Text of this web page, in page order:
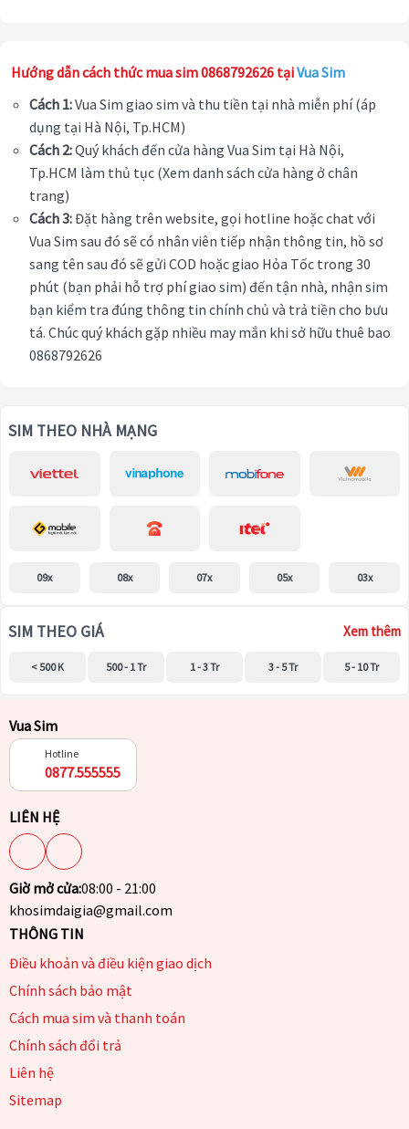
Hướng dẫn cách thức mua sim 0868792626 tạiVua Sim
Cách 1:Vua Sim giao sim và thu tiền tại nhà miễn phí (áp
dụng tại Hà Nội, Tp.HCM)
Cách 2:Quý khách đến cửa hàng Vua Sim tại Hà Nội,
Tp.HCM làm thủ tục (Xem danh sách cửa hàng ở chân
trang)
Cách 3:Đặt hàng trên website, gọi hotline hoặc chat với
Vua Sim sau đó sẽ có nhân viên tiếp nhận thông tin, hồ sơ
sang tên sau đó sẽ gửi COD hoặc giao Hỏa Tốc trong 30
phút (bạn phải hỗ trợ phí giao sim) đến tận nhà, nhận sim
bạn kiểm tra đúng thông tin chính chủ và trả tiền cho bưu
tá. Chúc quý khách gặp nhiều may mắn khi sở hữu thuê bao
0868792626
SIM THEO NHÀ MẠNG
09x 08x 07x 05x 03x
SIM THEO GIÁ Xem thêm
< 500 K 500 - 1 Tr 1 - 3 Tr 3 - 5 Tr 5 - 10 Tr
Vua Sim
Hotline
0877.555555
LIÊN HỆ
Giờ mở cửa:08:00 - 21:00
khosimdaigia@gmail.com
THÔNG TIN
Điều khoản và điều kiện giao dịch
Chính sách bảo mật
Cách mua sim và thanh toán
Chính sách đổi trả
Liên hệ
Sitemap